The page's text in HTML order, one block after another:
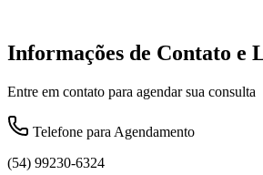
Informações de Contato e
Entre em contato para agendar sua consulta
Telefone para Agendamento
(54) 99230-6324